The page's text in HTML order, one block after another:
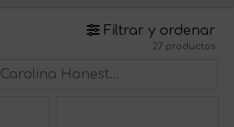
Filtrar y ordenar
27 productos